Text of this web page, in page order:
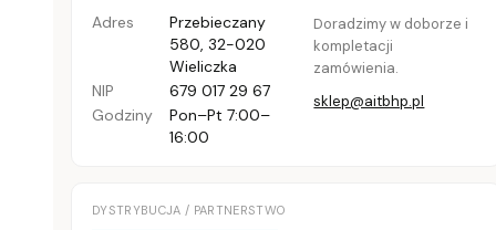
Adres
Przebieczany
580, 32-020
Wieliczka
NIP
679 017 29 67
Godziny
Pon–Pt 7:00–
16:00
Doradzimy w doborze i
kompletacji
zamówienia.
sklep@aitbhp.pl
DYSTRYBUCJA / PARTNERSTWO